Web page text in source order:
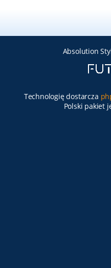
Absolution
Technologię dostarcza
Polski pakiet